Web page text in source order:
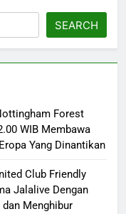
SEARCH
Forest
WIB Membawa
Yang Dinantikan
Club Friendly
Jalalive Dengan
Menghibur